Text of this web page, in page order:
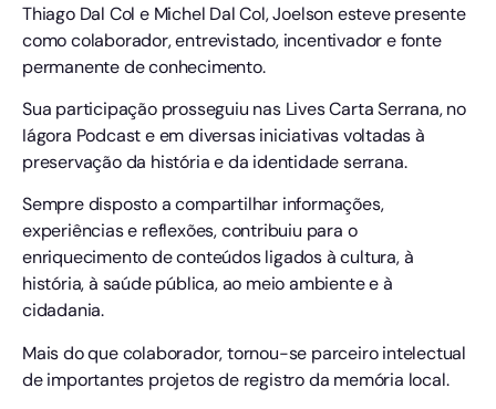
Thiago Dal Col e Michel Dal Col, Joelson esteve presente
como colaborador, entrevistado, incentivador e fonte
permanente de conhecimento.
Sua participação prosseguiu nas Lives Carta Serrana, no
Iágora Podcast e em diversas iniciativas voltadas à
preservação da história e da identidade serrana.
Sempre disposto a compartilhar informações,
experiências e reflexões, contribuiu para o
enriquecimento de conteúdos ligados à cultura, à
história, à saúde pública, ao meio ambiente e à
cidadania.
Mais do que colaborador, tornou-se parceiro intelectual
de importantes projetos de registro da memória local.